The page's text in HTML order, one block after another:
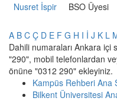
Nusret İspir BSO Üyesi
A B C Ç D E F G H I İ J K L
Dahili numaraları Ankara
"290", mobil telefonlardan
önüne "0312 290" ekleyiniz.
Kampüs Rehberi Ana
Bilkent Üniversitesi